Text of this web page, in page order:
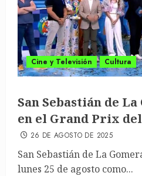
Cine y Televisión Cultura
San Sebastián de
en el Grand Prix del
26 DE AGOSTO DE 2025
San Sebastián de La
lunes 25 de agosto como...